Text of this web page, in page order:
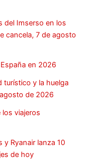
del Imserso en los
cancela, 7 de agosto
en 2026
turístico y la huelga
de 2026
los viajeros
y Ryanair lanza 10
de hoy